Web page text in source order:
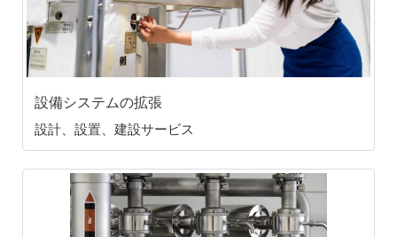
設備システムの拡張
設計、設置、建設サービス